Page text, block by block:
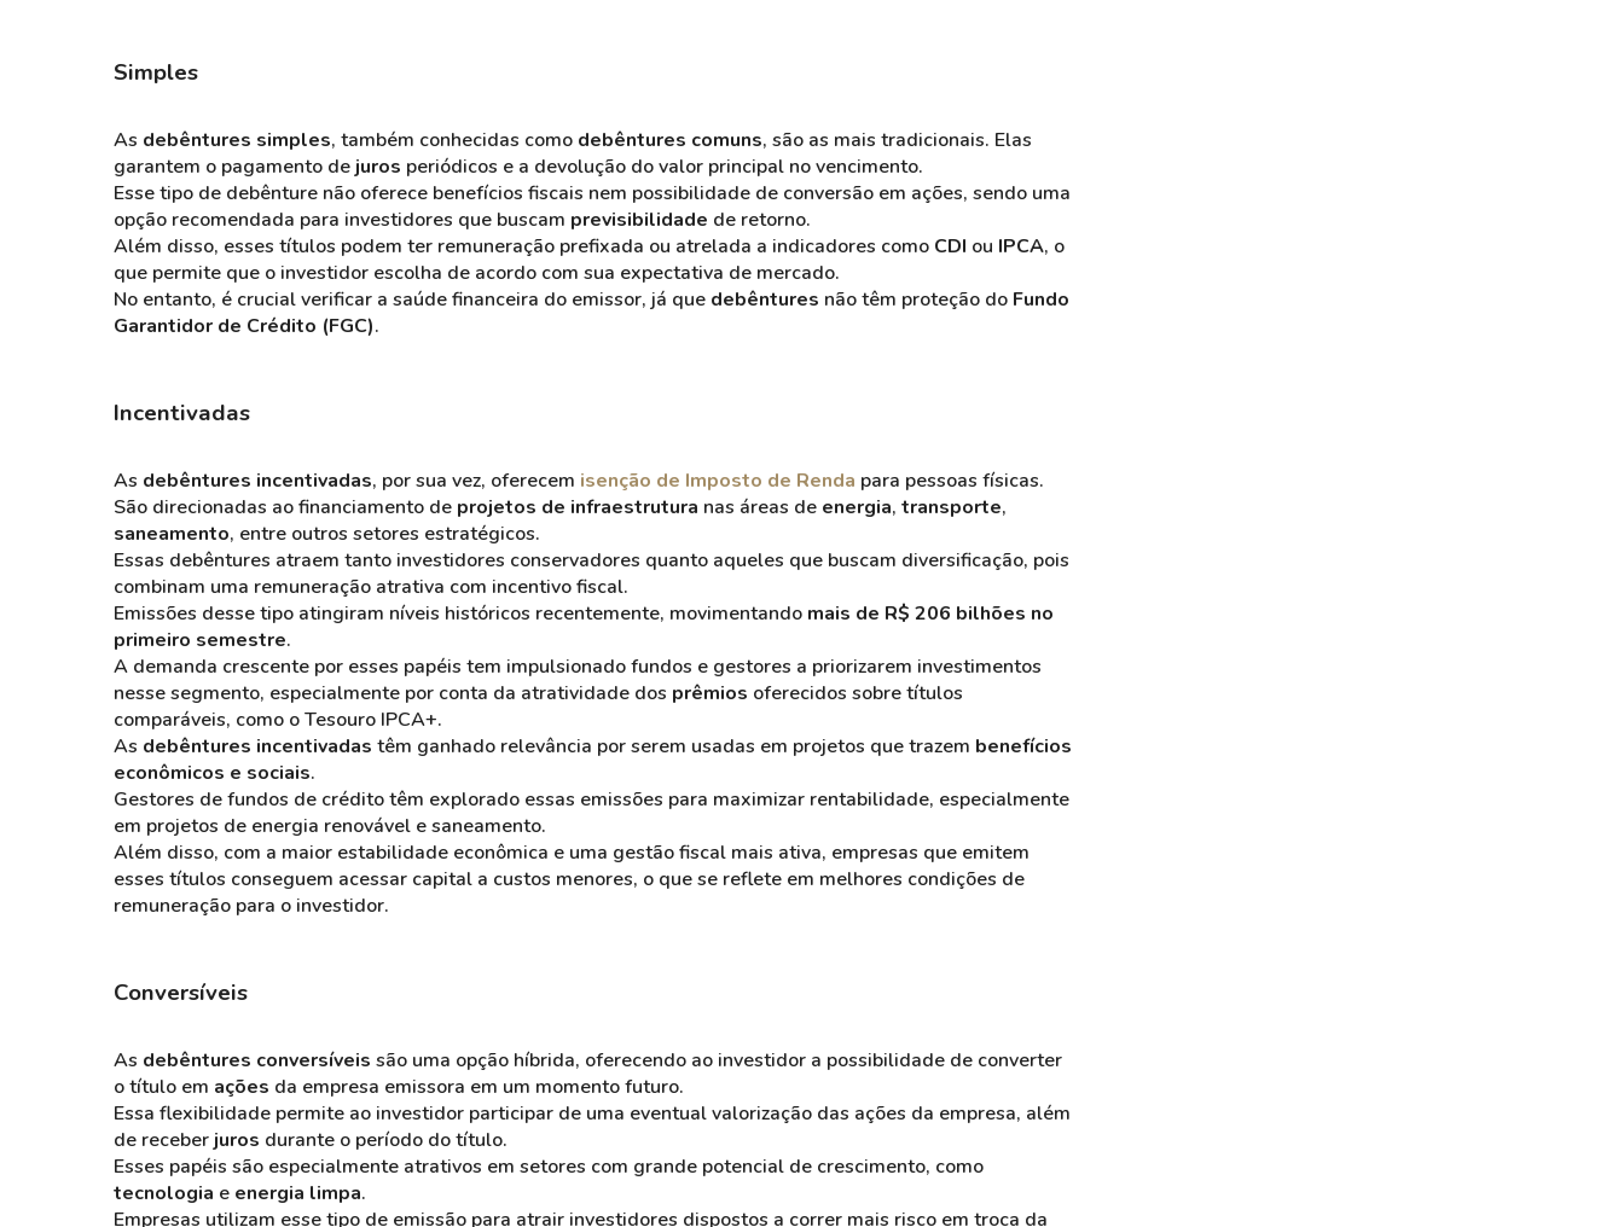
Simples
As debêntures simples, também conhecidas como debêntures comuns, são as mais tradicionais. Elas
garantem o pagamento de juros periódicos e a devolução do valor principal no vencimento.
Esse tipo de debênture não oferece benefícios fiscais nem possibilidade de conversão em ações, sendo uma
opção recomendada para investidores que buscam previsibilidade de retorno.
Além disso, esses títulos podem ter remuneração prefixada ou atrelada a indicadores como CDI ou IPCA, o
que permite que o investidor escolha de acordo com sua expectativa de mercado.
No entanto, é crucial verificar a saúde financeira do emissor, já que debêntures não têm proteção do Fundo
Garantidor de Crédito (FGC).
Incentivadas
As debêntures incentivadas, por sua vez, oferecem isenção de Imposto de Renda para pessoas físicas.
São direcionadas ao financiamento de projetos de infraestrutura nas áreas de energia, transporte,
saneamento, entre outros setores estratégicos.
Essas debêntures atraem tanto investidores conservadores quanto aqueles que buscam diversificação, pois
combinam uma remuneração atrativa com incentivo fiscal.
Emissões desse tipo atingiram níveis históricos recentemente, movimentando mais de R$ 206 bilhões no
primeiro semestre.
A demanda crescente por esses papéis tem impulsionado fundos e gestores a priorizarem investimentos
nesse segmento, especialmente por conta da atratividade dos prêmios oferecidos sobre títulos
comparáveis, como o Tesouro IPCA+​.
As debêntures incentivadas têm ganhado relevância por serem usadas em projetos que trazem benefícios
econômicos e sociais.
Gestores de fundos de crédito têm explorado essas emissões para maximizar rentabilidade, especialmente
em projetos de energia renovável e saneamento.
Além disso, com a maior estabilidade econômica e uma gestão fiscal mais ativa, empresas que emitem
esses títulos conseguem acessar capital a custos menores, o que se reflete em melhores condições de
remuneração para o investidor​.
Conversíveis
As debêntures conversíveis são uma opção híbrida, oferecendo ao investidor a possibilidade de converter
o título em ações da empresa emissora em um momento futuro.
Essa flexibilidade permite ao investidor participar de uma eventual valorização das ações da empresa, além
de receber juros durante o período do título.
Esses papéis são especialmente atrativos em setores com grande potencial de crescimento, como
tecnologia e energia limpa.
Empresas utilizam esse tipo de emissão para atrair investidores dispostos a correr mais risco em troca da